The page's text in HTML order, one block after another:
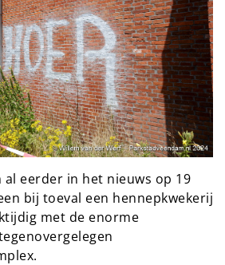
al eerder in het nieuws op 19
bij toeval een hennepkwekerij
met de enorme